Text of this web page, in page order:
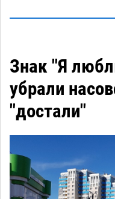
Знак "Я
убрали
"достали"